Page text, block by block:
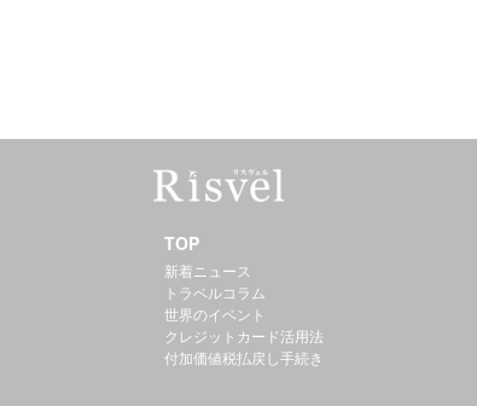
TOP
新着ニュース
トラベルコラム
世界のイベント
クレジットカード活用法
付加価値税払戻し手続き